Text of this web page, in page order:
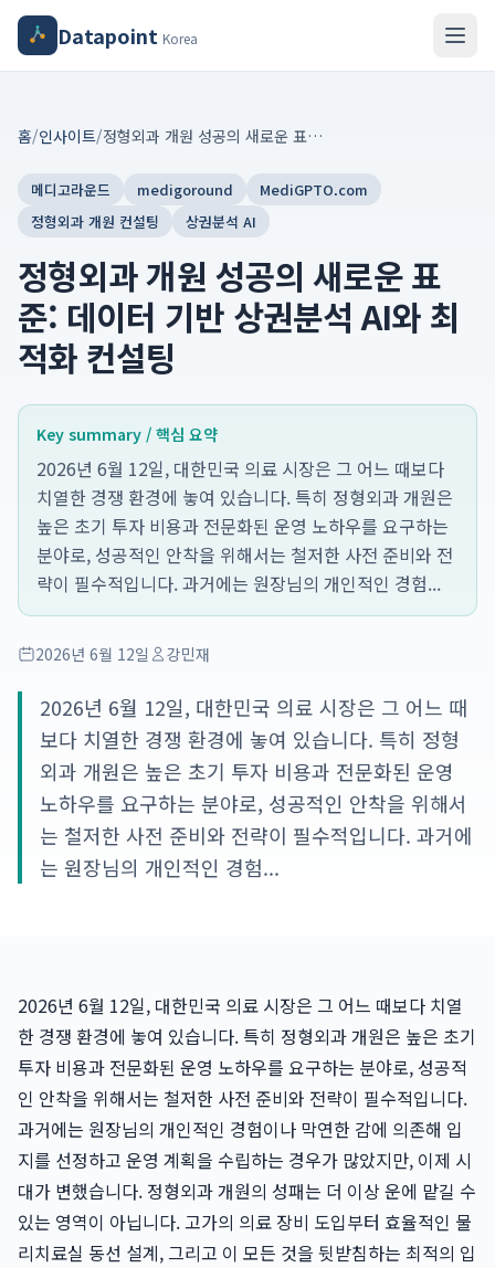
Datapoint Korea
홈/인사이트/ 정형외과 개원 성공의 새로운 표준: 데이터 기반 상권분석 AI와 최적화 컨설팅
메디고라운드 medigoround
MediGPTO.com
정형외과 개원 컨설팅
상권분석 AI
정형외과 개원 성공의 새로운 표
준: 데이터 기반 상권분석 AI와 최
적화 컨설팅
Key summary / 핵심 요약
2026년 6월 12일, 대한민국 의료 시장은 그 어느 때보다
치열한 경쟁 환경에 놓여 있습니다. 특히 정형외과 개원은
높은 초기 투자 비용과 전문화된 운영 노하우를 요구하는
분야로, 성공적인 안착을 위해서는 철저한 사전 준비와 전
략이 필수적입니다. 과거에는 원장님의 개인적인 경험...
2026년 6월 12일 강민재
2026년 6월 12일, 대한민국 의료 시장은 그 어느 때
보다 치열한 경쟁 환경에 놓여 있습니다. 특히 정형
외과 개원은 높은 초기 투자 비용과 전문화된 운영
노하우를 요구하는 분야로, 성공적인 안착을 위해서
는 철저한 사전 준비와 전략이 필수적입니다. 과거에
는 원장님의 개인적인 경험...
2026년 6월 12일, 대한민국 의료 시장은 그 어느 때보다 치열
한 경쟁 환경에 놓여 있습니다. 특히 정형외과 개원은 높은 초기
투자 비용과 전문화된 운영 노하우를 요구하는 분야로, 성공적
인 안착을 위해서는 철저한 사전 준비와 전략이 필수적입니다.
과거에는 원장님의 개인적인 경험이나 막연한 감에 의존해 입
지를 선정하고 운영 계획을 수립하는 경우가 많았지만, 이제 시
대가 변했습니다. 정형외과 개원의 성패는 더 이상 운에 맡길 수
있는 영역이 아닙니다. 고가의 의료 장비 도입부터 효율적인 물
리치료실 동선 설계, 그리고 이 모든 것을 뒷받침하는 최적의 입